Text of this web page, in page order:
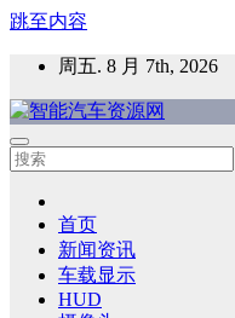
跳至内容
周五. 8 月 7th, 2026
智能汽车资源网
智能表面，智能内饰，新
首页
新闻资讯
车载显示
HUD